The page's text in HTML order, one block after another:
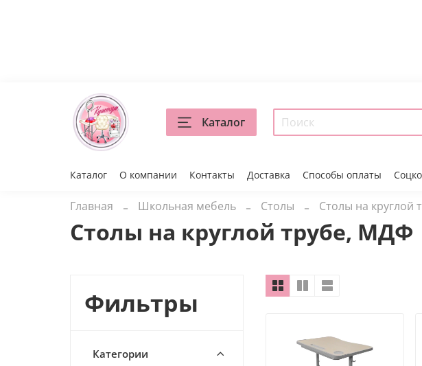
Каталог
Каталог О компании Контакты Доставка Способы оплаты
Главная Школьная мебель Столы Столы на круглой
Столы на круглой трубе, МДФ
Фильтры
Категории